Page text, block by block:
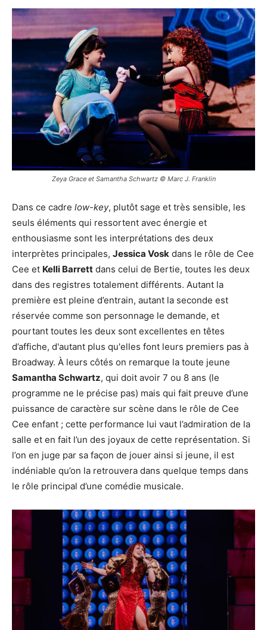
Zeya Grace et Samantha Schwartz © Marc J. Franklin
Dans ce cadre low-key, plutôt sage et très sensible, les
seuls éléments qui ressortent avec énergie et
enthousiasme sont les interprétations des deux
interprètes principales, Jessica Vosk dans le rôle de Cee
Cee et Kelli Barrett dans celui de Bertie, toutes les deux
dans des registres totalement différents. Autant la
première est pleine d’entrain, autant la seconde est
réservée comme son personnage le demande, et
pourtant toutes les deux sont excellentes en têtes
d’affiche, d'autant plus qu'elles font leurs premiers pas à
Broadway. À leurs côtés on remarque la toute jeune
Samantha Schwartz, qui doit avoir 7 ou 8 ans (le
programme ne le précise pas) mais qui fait preuve d’une
puissance de caractère sur scène dans le rôle de Cee
Cee enfant ; cette performance lui vaut l’admiration de la
salle et en fait l’un des joyaux de cette représentation. Si
l’on en juge par sa façon de jouer ainsi si jeune, il est
indéniable qu’on la retrouvera dans quelque temps dans
le rôle principal d’une comédie musicale.